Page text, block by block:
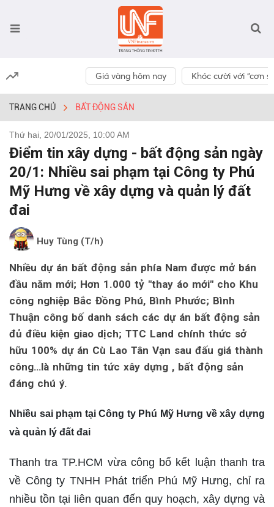
Giá vàng hôm nay Khóc cười với “cơn
TRANG CHỦ BẤT ĐỘNG SẢN
Thứ hai, 20/01/2025, 10:00 AM
Điểm tin xây dựng - bất động sản ngày
20/1: Nhiều sai phạm tại Công ty Phú
Mỹ Hưng về xây dựng và quản lý đất
đai
Huy Tùng (T/h)
Nhiều dự án bất động sản phía Nam được mở bán
đầu năm mới; Hơn 1.000 tỷ "thay áo mới" cho Khu
công nghiệp Bắc Đồng Phú, Bình Phước; Bình
Thuận công bố danh sách các dự án bất động sản
đủ điều kiện giao dịch; TTC Land chính thức sở
hữu 100% dự án Cù Lao Tân Vạn sau đấu giá thành
công…là những tin tức xây dựng , bất động sản
đáng chú ý.
Nhiều sai phạm tại Công ty Phú Mỹ Hưng về xây dựng
và quản lý đất đai
Thanh tra TP.HCM vừa công bố kết luận thanh tra
về Công ty TNHH Phát triển Phú Mỹ Hưng, chỉ ra
nhiều tồn tại liên quan đến quy hoạch, xây dựng và